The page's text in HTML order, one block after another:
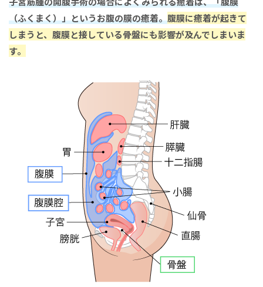
（ふくまく）」というお腹の膜の癒着。腹膜に癒着が起きて
しまうと、腹膜と接している骨盤にも影響が及んでしまいま
す。